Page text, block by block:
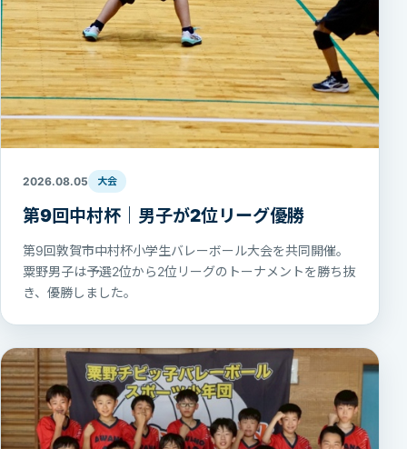
2026.08.05 大会
第9回中村杯｜男子が2位リーグ優勝
第9回敦賀市中村杯小学生バレーボール大会を共同開催。
粟野男子は予選2位から2位リーグのトーナメントを勝ち抜
き、優勝しました。